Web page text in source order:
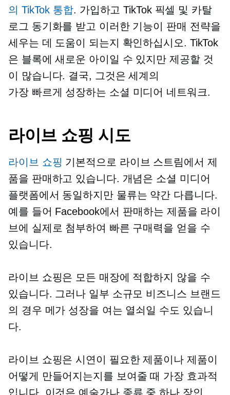
의 TikTok 통합. 가입하고 TikTok 픽셀 및 카탈
로그 동기화를 받고 이러한 기능이 판매 전략을
세우는 데 도움이 되는지 확인하십시오. TikTok
은 블록에 새로운 아이일 수 있지만 제공할 것
이 많습니다. 결국, 그것은 세계의
가장 빠르게 성장하는 소셜 미디어 네트워크.
라이브 쇼핑 시도
라이브 쇼핑 기본적으로 라이브 스트림에서 제
품을 판매하고 있습니다. 개념은 소셜 미디어
플랫폼에서 동일하지만 물류는 약간 다릅니다.
예를 들어 Facebook에서 판매하는 제품을 라이
브에 실제로 첨부하여 빠른 구매력을 얻을 수
있습니다.
라이브 쇼핑은 모든 매장에 적합하지 않을 수
있습니다. 그러나 일부 소규모 비즈니스 브랜드
의 경우 메가 성장을 여는 열쇠일 수도 있습니
다.
라이브 쇼핑은 시연이 필요한 제품이나 제품이
어떻게 만들어지는지를 보여줄 때 가장 효과적
입니다. 이것은 예술가나 종류 중 하나장인.